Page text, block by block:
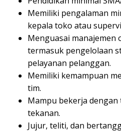
Memiliki pengalaman
kepala toko atau
Menguasai manajemen
termasuk pengelolaan
pelayanan pelanggan.
Memiliki kemampuan
tim.
Mampu bekerja
tekanan.
Jujur, teliti, dan